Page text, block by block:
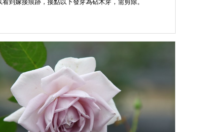
嫁接痕跡，接點以下發芽為砧木芽，需剪除。